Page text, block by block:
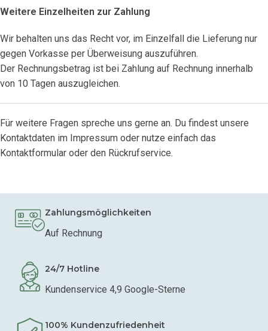
Weitere Einzelheiten zur Zahlung
Wir behalten uns das Recht vor, im Einzelfall die Lieferung nur
gegen Vorkasse per Überweisung auszuführen.
Der Rechnungsbetrag ist bei Zahlung auf Rechnung innerhalb
von 10 Tagen auszugleichen.
Für weitere Fragen spreche uns gerne an. Du findest unsere
Kontaktdaten im Impressum oder nutze einfach das
Kontaktformular oder den Rückrufservice.
Zahlungsmöglichkeiten
Auf Rechnung
24/7 Hotline
Kundenservice 4,9 Google-Sterne
100% Kundenzufriedenheit